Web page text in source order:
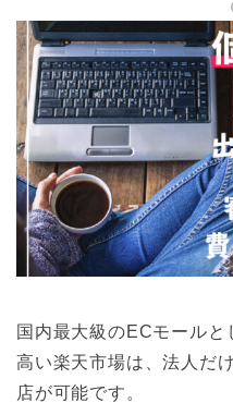
国内最大級のECモールと
高い楽天市場は、法人だ
店が可能です。